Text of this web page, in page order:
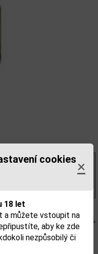
cookies×
18 let
a můžete vstoupit na
aby ke zde
nezpůsobilý či
obsahovat alergeny.
na obalu
konzumací.